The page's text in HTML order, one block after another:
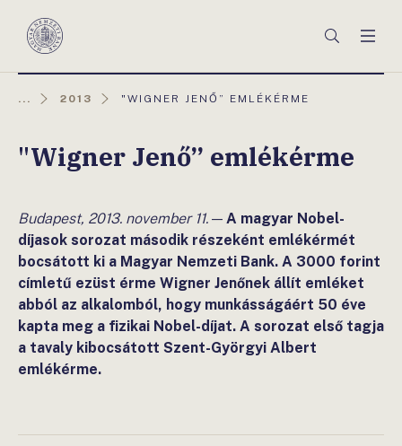
Magyar
Keresés
... 2013
AKTUÁLIS
"WIGNER JENŐ” EMLÉKÉRME
"Wigner Jenő” emlékérme
Budapest, 2013. november 11. — A magyar Nobel-
díjasok sorozat második részeként emlékérmét
bocsátott ki a Magyar Nemzeti Bank. A 3000 forint
címletű ezüst érme Wigner Jenőnek állít emléket
abból az alkalomból, hogy munkásságáért 50 éve
kapta meg a fizikai Nobel-díjat. A sorozat első tagja
a tavaly kibocsátott Szent-Györgyi Albert
emlékérme.